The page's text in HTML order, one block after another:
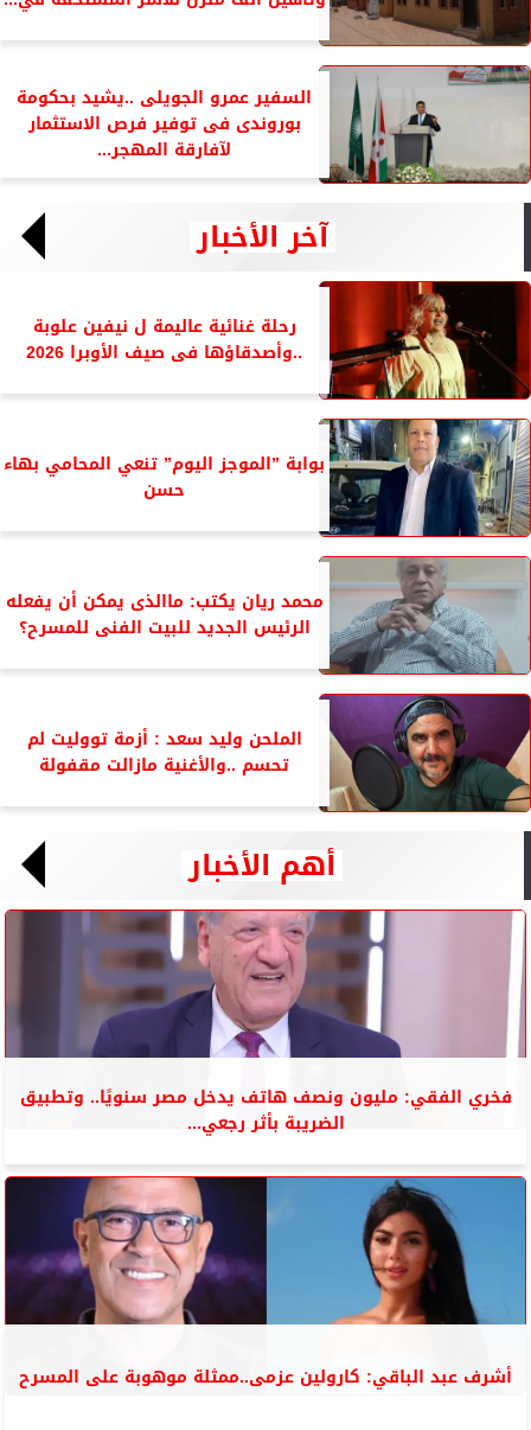
السفير عمرو الجويلى ..يشيد بحكومة
بوروندى فى توفير فرص الاستثمار
لآفارقة المهجر...
آخر الأخبار
رحلة غنائية عاليمة ل نيفين علوبة
..وأصدقاؤها فى صيف الأوبرا 2026
بوابة ”الموجز اليوم” تنعي المحامي بهاء
حسن
محمد ريان يكتب: ماالذى يمكن أن يفعله
الرئيس الجديد للبيت الفنى للمسرح؟
الملحن وليد سعد : أزمة تووليت لم
تحسم ..والأغنية مازالت مقفولة
أهم الأخبار
فخري الفقي: مليون ونصف هاتف يدخل مصر سنويًا.. وتطبيق
الضريبة بأثر رجعي...
أشرف عبد الباقي: كارولين عزمى..ممثلة موهوبة على المسرح